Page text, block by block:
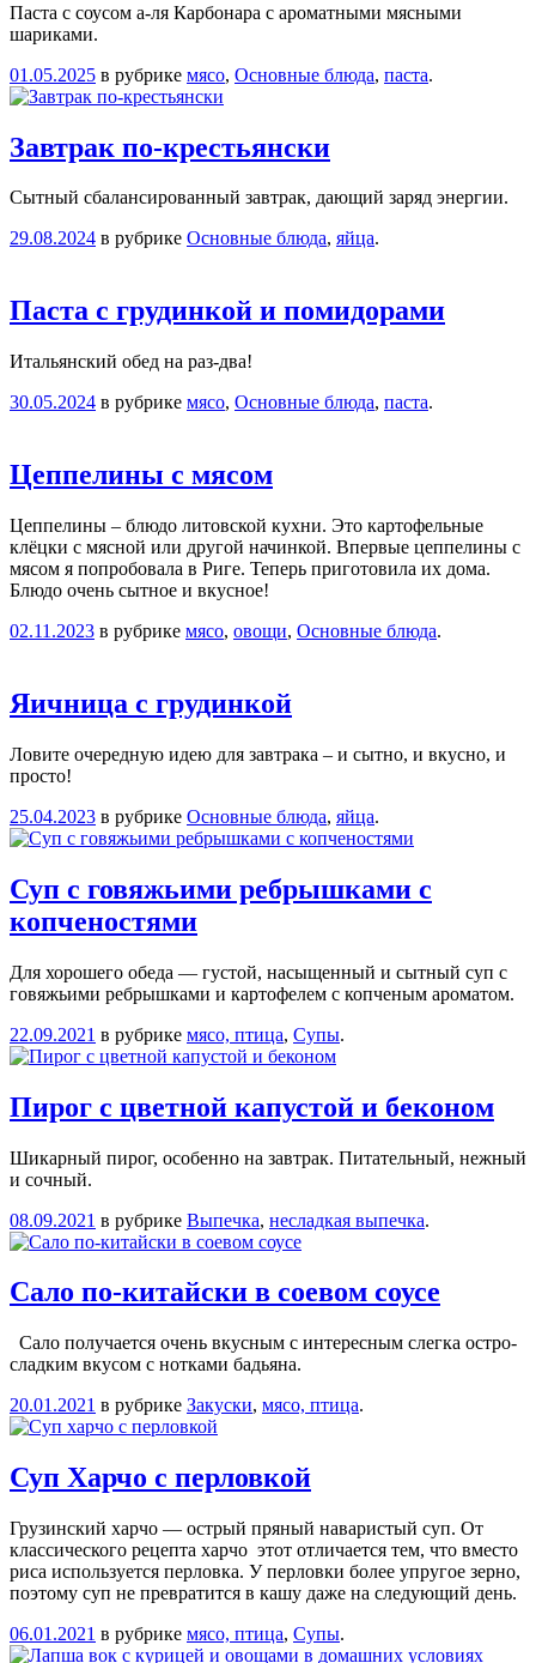
Паста с соусом а-ля Карбонара с ароматными мясными
шариками.
01.05.2025 в рубрике мясо, Основные блюда, паста.
Завтрак по-крестьянски
Сытный сбалансированный завтрак, дающий заряд энергии.
29.08.2024 в рубрике Основные блюда, яйца.
Паста с грудинкой и помидорами
Итальянский обед на раз-два!
30.05.2024 в рубрике мясо, Основные блюда, паста.
Цеппелины с мясом
Цеппелины – блюдо литовской кухни. Это картофельные
клёцки с мясной или другой начинкой. Впервые цеппелины с
мясом я попробовала в Риге. Теперь приготовила их дома.
Блюдо очень сытное и вкусное!
02.11.2023 в рубрике мясо, овощи, Основные блюда.
Яичница с грудинкой
Ловите очередную идею для завтрака – и сытно, и вкусно, и
просто!
25.04.2023 в рубрике Основные блюда, яйца.
Суп с говяжьими ребрышками с
копченостями
Для хорошего обеда — густой, насыщенный и сытный суп с
говяжьими ребрышками и картофелем с копченым ароматом.
22.09.2021 в рубрике мясо, птица, Супы.
Пирог с цветной капустой и беконом
Шикарный пирог, особенно на завтрак. Питательный, нежный
и сочный.
08.09.2021 в рубрике Выпечка, несладкая выпечка.
Сало по-китайски в соевом соусе
Сало получается очень вкусным с интересным слегка остро-
сладким вкусом с нотками бадьяна.
20.01.2021 в рубрике Закуски, мясо, птица.
Суп Харчо с перловкой
Грузинский харчо — острый пряный наваристый суп. От
классического рецепта харчо этот отличается тем, что вместо
риса используется перловка. У перловки более упругое зерно,
поэтому суп не превратится в кашу даже на следующий день.
06.01.2021 в рубрике мясо, птица, Супы.